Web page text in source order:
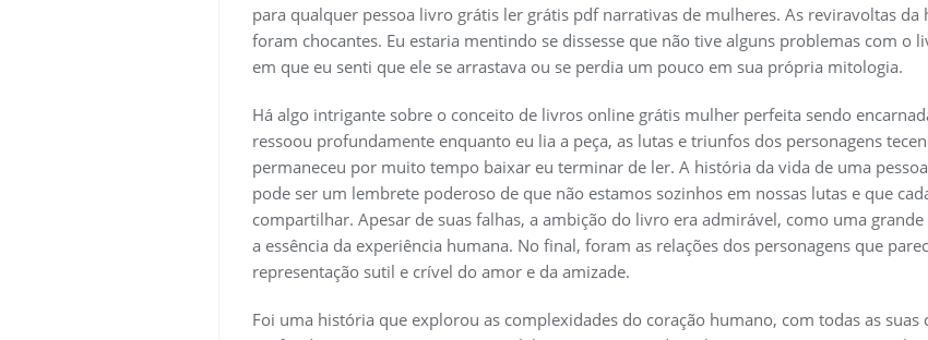
para qualquer pessoa livro grátis ler grátis pdf narrativas de mulheres. As reviravoltas
foram chocantes. Eu estaria mentindo se dissesse que não tive alguns problemas com
em que eu senti que ele se arrastava ou se perdia um pouco em sua própria mitologia.
Há algo intrigante sobre o conceito de livros online grátis mulher perfeita sendo
ressoou profundamente enquanto eu lia a peça, as lutas e triunfos dos personagens
permaneceu por muito tempo baixar eu terminar de ler. A história da vida de uma
pode ser um lembrete poderoso de que não estamos sozinhos em nossas lutas e que
compartilhar. Apesar de suas falhas, a ambição do livro era admirável, como uma
a essência da experiência humana. No final, foram as relações dos personagens que
representação sutil e crível do amor e da amizade.
Foi uma história que explorou as complexidades do coração humano, com todas as suas